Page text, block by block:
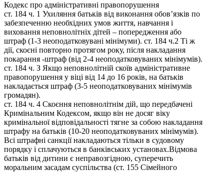
Кодекс про адміністративні правопорушення
ст. 184 ч. 1 Ухиляння батьків від виконання обов’язків по
забезпеченню необхідних умов життя, навчання і
виховання неповнолітніх дітей – попередження або
штраф (1-3 неоподатковувані мінімуми). ст. 184 ч.2 Ті ж
дії, скоєні повторно протягом року, після накладання
покарання -штраф (від 2-4 неоподатковуваних мінімумів).
ст. 184 ч. З Якщо неповнолітній скоїв адміністративне
правопорушення у віці від 14 до 16 років, на батьків
накладається штраф (3-5 неоподатковуваних мінімумів
громадян).
ст. 184 ч. 4 Скоєння неповнолітнім дій, що передбачені
Кримінальним Кодексом, якщо він не досяг віку
кримінальної відповідальності тягне за собою накладання
штрафу на батьків (10-20 неоподатковуваних мінімумів).
Всі штрафні санкції накладаються тільки в судовому
порядку і сплачуються в банківських установах.Відмова
батьків від дитини є неправозгідною, суперечить
моральним засадам суспільства (ст. 155 Сімейного